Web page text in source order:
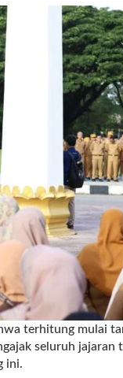
terhitung mulai
seluruh jajaran
ini.